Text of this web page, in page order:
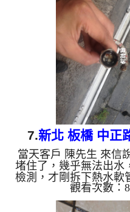
水龍頭流出，而且都
物，如下圖及影片，客
嚇了一跳，清洗過程
次，本公司改用特殊工
管清洗 約四個小時後
水，施先生 能正常用
水管清洗, 洗水管, 熱水
冷忽熱, 洗管
7.新北 板橋 中正
當天客戶 陳先生 來信
堵住了，幾乎無法出水
檢測，才剛拆下熱水軟
幾乎都被堵住，如下
過，牆壁內的水管管路
觀看次數：